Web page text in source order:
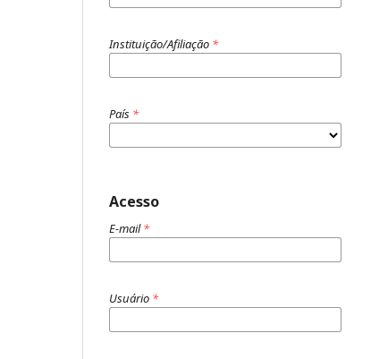
Instituição/Afiliação *
País *
Acesso
E-mail*
Usuário *